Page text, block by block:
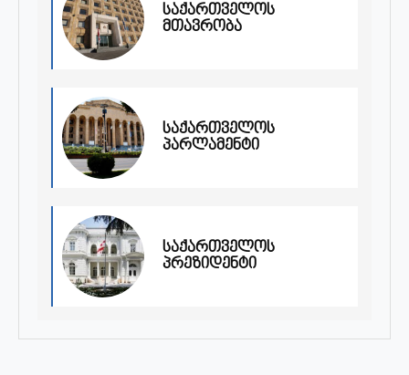
საქართველოს
მთავრობა
საქართველოს
პარლამენტი
საქართველოს
პრეზიდენტი